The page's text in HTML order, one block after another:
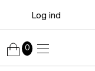
Log ind
0